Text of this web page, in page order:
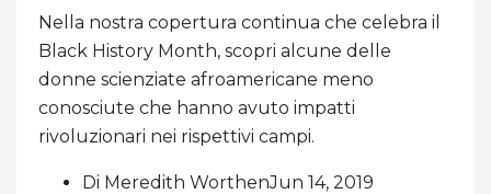
Nella nostra copertura continua che celebra il
Black History Month, scopri alcune delle
donne scienziate afroamericane meno
conosciute che hanno avuto impatti
rivoluzionari nei rispettivi campi.
Di Meredith WorthenJun 14, 2019